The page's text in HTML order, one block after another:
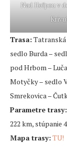
Nad Heľpou v
Trasa: Tatranská
sedlo Burda –
pod Hrbom –
Motyčky – sedlo
Smrekovica –
Parametre trasy:
222 km, stúpanie
Mapa trasy: TU!